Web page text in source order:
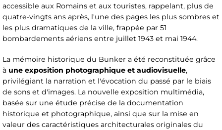
accessible aux Romains et aux touristes, rappelant, plus de
quatre-vingts ans après, l'une des pages les plus sombres et
les plus dramatiques de la ville, frappée par 51
bombardements aériens entre juillet 1943 et mai 1944.
La mémoire historique du Bunker a été reconstituée grâce
à une exposition photographique et audiovisuelle,
privilégiant la narration et l'évocation du passé par le biais
de sons et d'images. La nouvelle exposition multimédia,
basée sur une étude précise de la documentation
historique et photographique, ainsi que sur la mise en
valeur des caractéristiques architecturales originales du